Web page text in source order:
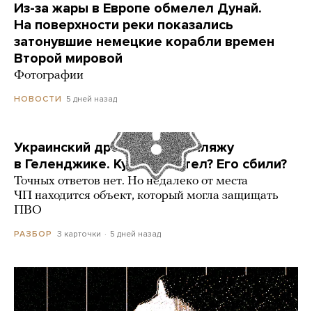
Из-за жары в Европе обмелел Дунай.
На поверхности реки показались
затонувшие немецкие корабли времен
Второй мировой
Фотографии
НОВОСТИ 5 дней назад
Украинский дрон попал по пляжу
в Геленджике. Куда он летел? Его сбили?
Точных ответов нет. Но недалеко от места
ЧП находится объект, который могла защищать
ПВО
РАЗБОР 3 карточки 5 дней назад